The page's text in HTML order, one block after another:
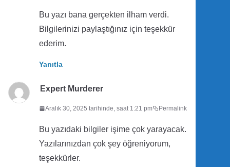
Bu yazı bana gerçekten ilham verdi.
Bilgilerinizi paylaştığınız için teşekkür
ederim.
Yanıtla
Expert Murderer
Aralık 30, 2025 tarihinde, saat 1:21 pm Permalink
Bu yazıdaki bilgiler işime çok yarayacak.
Yazılarınızdan çok şey öğreniyorum,
teşekkürler.